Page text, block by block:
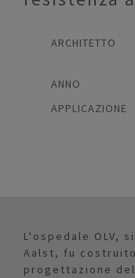
ARCHITETTO
ANNO
APPLICAZIONE
L'ospedale OLV,
Aalst, fu
progettazione